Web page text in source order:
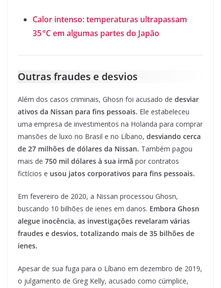
Calor intenso: temperaturas ultrapassam
35 °C em algumas partes do Japão
Outras fraudes e desvios
Além dos casos criminais, Ghosn foi acusado de desviar
ativos da Nissan para fins pessoais. Ele estabeleceu
uma empresa de investimentos na Holanda para comprar
mansões de luxo no Brasil e no Líbano, desviando cerca
de 27 milhões de dólares da Nissan. Também pagou
mais de 750 mil dólares à sua irmã por contratos
fictícios e usou jatos corporativos para fins pessoais.
Em fevereiro de 2020, a Nissan processou Ghosn,
buscando 10 bilhões de ienes em danos. Embora Ghosn
alegue inocência, as investigações revelaram várias
fraudes e desvios, totalizando mais de 35 bilhões de
ienes.
Apesar de sua fuga para o Líbano em dezembro de 2019,
o julgamento de Greg Kelly, acusado como cúmplice,